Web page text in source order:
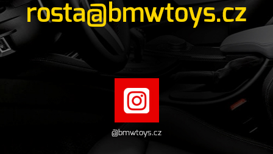
rosta@bmwtoys.cz
@bmwtoys.cz